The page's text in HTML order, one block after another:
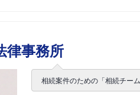
律事務所
相続案件のための「相続チー